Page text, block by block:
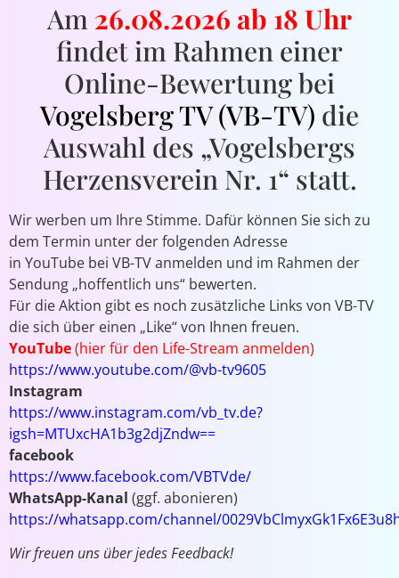
Am 26.08.2026 ab 18 Uhr
findet im Rahmen einer
Online-Bewertung bei
Vogelsberg TV (VB-TV) die
Auswahl des „Vogelsbergs
Herzensverein Nr. 1“ statt.
Wir werben um Ihre Stimme. Dafür können Sie sich zu
dem Termin unter der folgenden Adresse
in YouTube bei VB-TV anmelden und im Rahmen der
Sendung „hoffentlich uns“ bewerten.
Für die Aktion gibt es noch zusätzliche Links von VB-TV
die sich über einen „Like“ von Ihnen freuen.
YouTube(hier für den Life-Stream anmelden)
https://www.youtube.com/@vb-tv9605
Instagram
https://www.instagram.com/vb_tv.de?
igsh=MTUxcHA1b3g2djZndw==
facebook
https://www.facebook.com/VBTVde/
WhatsApp-Kanal (ggf. abonieren)
https://whatsapp.com/channel/
Wir freuen uns über jedes Feedback!